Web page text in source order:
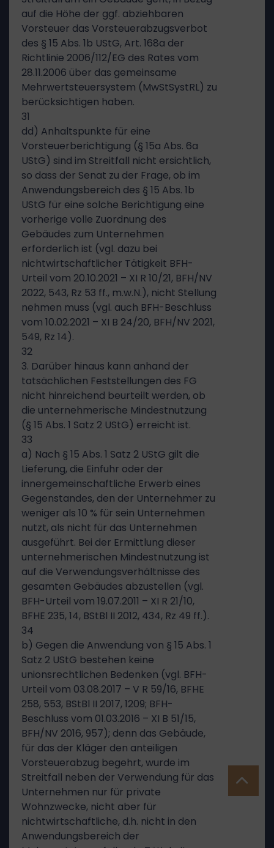
auf die Höhe der ggf. abziehbaren
Vorsteuer das Vorsteuerabzugsverbot
des § 15 Abs. 1b UStG, Art. 168a der
Richtlinie 2006/112/EG des Rates vom
28.11.2006 über das gemeinsame
Mehrwertsteuersystem (MwStSystRL) zu
berücksichtigen haben.
31
dd) Anhaltspunkte für eine
Vorsteuerberichtigung (§ 15a Abs. 6a
UStG) sind im Streitfall nicht ersichtlich,
so dass der Senat zu der Frage, ob im
Anwendungsbereich des § 15 Abs. 1b
UStG für eine solche Berichtigung eine
vorherige volle Zuordnung des
Gebäudes zum Unternehmen
erforderlich ist (vgl. dazu bei
nichtwirtschaftlicher Tätigkeit BFH-
Urteil vom 20.10.2021 – XI R 10/21, BFH/NV
2022, 543, Rz 53 ff., m.w.N.), nicht Stellung
nehmen muss (vgl. auch BFH-Beschluss
vom 10.02.2021 – XI B 24/20, BFH/NV 2021,
549, Rz 14).
32
3. Darüber hinaus kann anhand der
tatsächlichen Feststellungen des FG
nicht hinreichend beurteilt werden, ob
die unternehmerische Mindestnutzung
(§ 15 Abs. 1 Satz 2 UStG) erreicht ist.
33
a) Nach § 15 Abs. 1 Satz 2 UStG gilt die
Lieferung, die Einfuhr oder der
innergemeinschaftliche Erwerb eines
Gegenstandes, den der Unternehmer zu
weniger als 10 % für sein Unternehmen
nutzt, als nicht für das Unternehmen
ausgeführt. Bei der Ermittlung dieser
unternehmerischen Mindestnutzung ist
auf die Verwendungsverhältnisse des
gesamten Gebäudes abzustellen (vgl.
BFH-Urteil vom 19.07.2011 – XI R 21/10,
BFHE 235, 14, BStBl II 2012, 434, Rz 49 ff.).
34
b) Gegen die Anwendung von § 15 Abs. 1
Satz 2 UStG bestehen keine
unionsrechtlichen Bedenken (vgl. BFH-
Urteil vom 03.08.2017 – V R 59/16, BFHE
258, 553, BStBl II 2017, 1209; BFH-
Beschluss vom 01.03.2016 – XI B 51/15,
BFH/NV 2016, 957); denn das Gebäude,
für das der Kläger den anteiligen
Vorsteuerabzug begehrt, wurde im
Streitfall neben der Verwendung für das
Unternehmen nur für private
Wohnzwecke, nicht aber für
nichtwirtschaftliche, d.h. nicht in den
Anwendungsbereich der